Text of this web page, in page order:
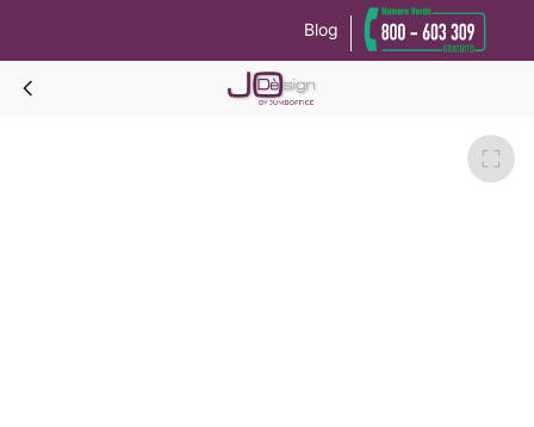
Blog
Informativa sulla raccolta
Le tue preferenze relative alla privacy